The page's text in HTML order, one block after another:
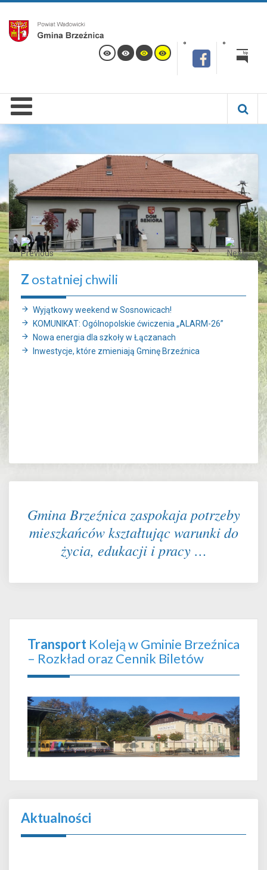
Z ostatniej chwili
Wyjątkowy weekend w Sosnowicach!
KOMUNIKAT: Ogólnopolskie ćwiczenia „ALARM-26”
Nowa energia dla szkoły w Łączanach
Inwestycje, które zmieniają Gminę Brzeźnica
Gmina Brzeźnica zaspokaja potrzeby
mieszkańców kształtując warunki do
życia, edukacji i pracy …
Transport Koleją w Gminie Brzeźnica
– Rozkład oraz Cennik Biletów
Aktualności